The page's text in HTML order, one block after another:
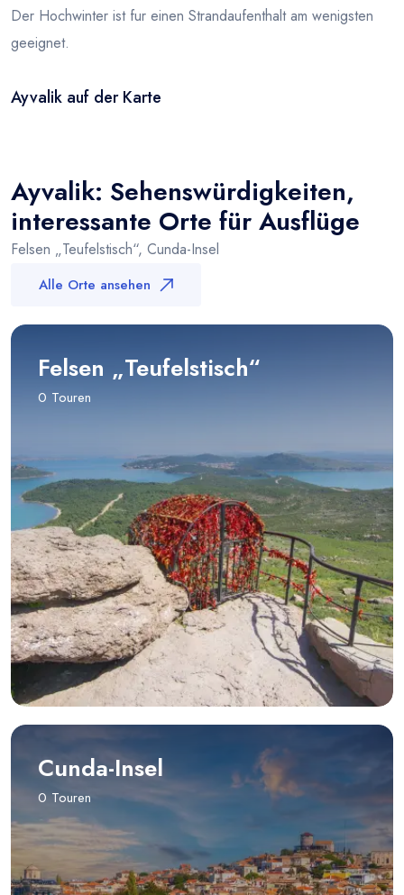
Der Hochwinter ist fur einen Strandaufenthalt am wenigsten
geeignet.
Ayvalik auf der Karte
Ayvalik: Sehenswürdigkeiten,
interessante Orte für Ausflüge
Felsen „Teufelstisch“, Cunda-Insel
Alle Orte ansehen
Felsen „Teufelstisch“
0 Touren
Cunda-Insel
0 Touren